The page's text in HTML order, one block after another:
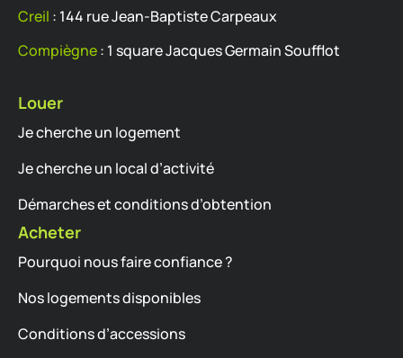
Creil : 144 rue Jean-Baptiste Carpeaux
Compiègne: 1 square Jacques Germain Soufflot
Louer
Je cherche un logement
Je cherche un local d’activité
Démarches et conditions d’obtention
Acheter
Pourquoi nous faire confiance ?
Nos logements disponibles
Conditions d’accessions